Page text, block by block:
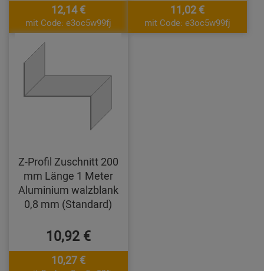
12,14 €
mit Code: e3oc5w99fj
11,02 €
mit Code: e3oc5w99fj
Z-Profil Zuschnitt 200
mm Länge 1 Meter
Aluminium walzblank
0,8 mm (Standard)
10,92 €
10,27 €